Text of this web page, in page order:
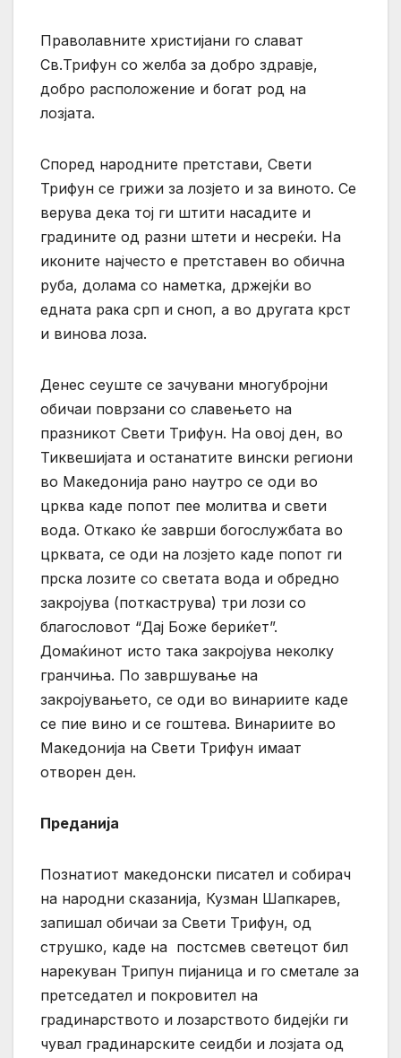
Праволавните христијани го слават
Св.Трифун со желба за добро здравје,
добро расположение и богат род на
лозјата.
Според народните претстави, Свети
Трифун се грижи за лозјето и за виното. Се
верува дека тој ги штити насадите и
градините од разни штети и несреќи. На
иконите најчесто е претставен во обична
руба, долама со наметка, држејќи во
едната рака срп и сноп, а во другата крст
и винова лоза.
Денес сеуште се зачувани многубројни
обичаи поврзани со славењето на
празникот Свети Трифун. На овој ден, во
Тиквешијата и останатите вински региони
во Македонија рано наутро се оди во
црква каде попот пее молитва и свети
вода. Откако ќе заврши богослужбата во
црквата, се оди на лозјето каде попот ги
прска лозите со светата вода и обредно
закројува (поткаструва) три лози со
благословот “Дај Боже бериќет”.
Домаќинот исто така закројува неколку
гранчиња. По завршување на
закројувањето, се оди во винариите каде
се пие вино и се гоштева. Винариите во
Македонија на Свети Трифун имаат
отворен ден.
Преданија
Познатиот македонски писател и собирач
на народни сказанија, Кузман Шапкарев,
запишал обичаи за Свети Трифун, од
струшко, каде на постсмев светецот бил
нарекуван Трипун пијаница и го сметале за
претседател и покровител на
градинарството и лозарството бидејќи ги
чувал градинарските сеидби и лозјата од